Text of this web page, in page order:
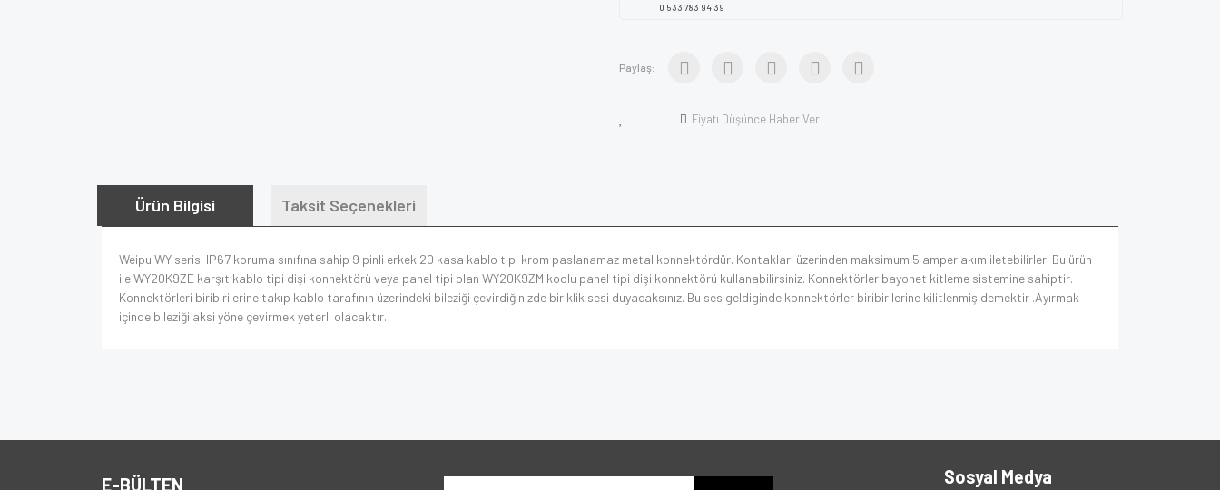
0 533 783 94 39
Paylaş:
Fiyatı Düşünce Haber Ver
Ürün Bilgisi Taksit Seçenekleri
Weipu WY serisi IP67 koruma sınıfına sahip 9 pinli erkek 20 kasa kablo tipi krom paslanamaz metal konnektördür. Kontakları üzerinden maksimum 5 amper akım iletebilirler. Bu ürün
ile WY20K9ZE karşıt kablo tipi dişi konnektörü veya panel tipi olan WY20K9ZM kodlu panel tipi dişi konnektörü kullanabilirsiniz. Konnektörler bayonet kitleme sistemine sahiptir.
Konnektörleri biribirilerine takıp kablo tarafının üzerindeki bileziği çevirdiğinizde bir klik sesi duyacaksınız. Bu ses geldiginde konnektörler biribirilerine kilitlenmiş demektir .Ayırmak
içinde bileziği aksi yöne çevirmek yeterli olacaktır.
E-BÜLTEN Sosyal Medya